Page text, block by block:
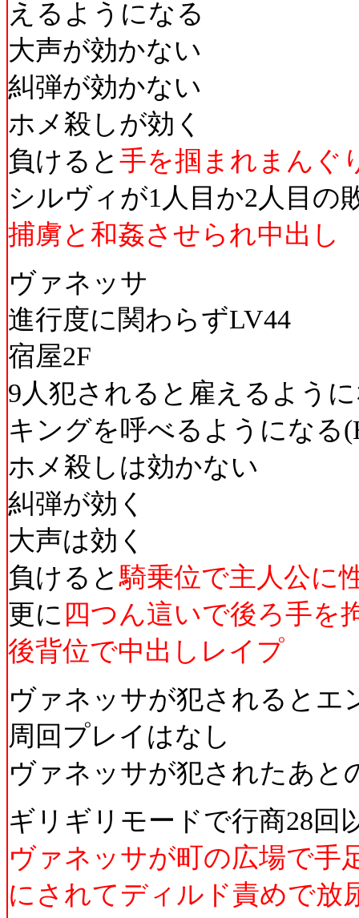
えるようになる
大声が効かない
糾弾が効かない
ホメ殺しが効く
負けると 手を掴まれまんぐ
シルヴィが1人目か2人目の
捕虜と和姦させられ中出し
ヴァネッサ
進行度に関わらずLV44
宿屋2F
9人犯されると雇えるよう
キングを呼べるようになる
ホメ殺しは効かない
糾弾が効く
大声は効く
負けると騎乗位で主人公に
更に 四つん這いで後ろ手を
後背位で中出しレイプ
ヴァネッサが犯されるとエ
周回プレイはなし
ヴァネッサが犯されたあと
ギリギリモードで行商28回
ヴァネッサが町の広場で手
にされてディルド責めで放